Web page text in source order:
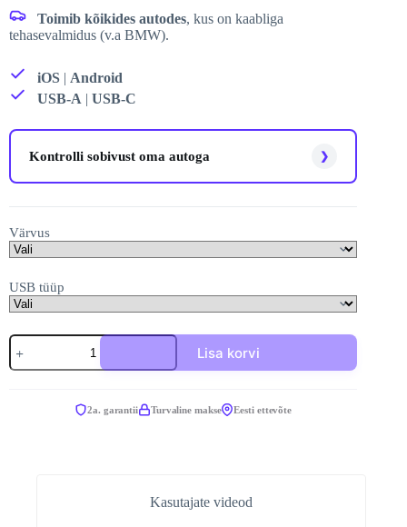
Toimib kõikides autodes, kus on kaabliga
tehasevalmidus (v.a BMW).
iOS | Android
USB-A | USB-C
Kontrolli sobivust oma autoga ❯
Värvus
USB tüüp
Ottocast
Mini
Slim
Lisa korvi
2a. garantii Turvaline makse Eesti ettevõte
Kasutajate videod